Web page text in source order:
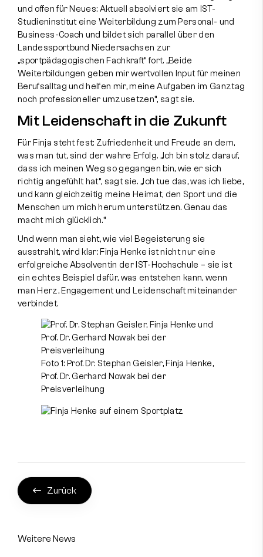
und offen für Neues: Aktuell absolviert sie am IST-
Studieninstitut eine Weiterbildung zum Personal- und
Business-Coach und bildet sich parallel über den
Landessportbund Niedersachsen zur
„sportpädagogischen Fachkraft“ fort. „Beide
Weiterbildungen geben mir wertvollen Input für meinen
Berufsalltag und helfen mir, meine Aufgaben im Ganztag
noch professioneller umzusetzen“, sagt sie.
Mit Leidenschaft in die Zukunft
Für Finja steht fest: Zufriedenheit und Freude an dem,
was man tut, sind der wahre Erfolg. „Ich bin stolz darauf,
dass ich meinen Weg so gegangen bin, wie er sich
richtig angefühlt hat“, sagt sie. „Ich tue das, was ich liebe,
und kann gleichzeitig meine Heimat, den Sport und die
Menschen um mich herum unterstützen. Genau das
macht mich glücklich.“
Und wenn man sieht, wie viel Begeisterung sie
ausstrahlt, wird klar: Finja Henke ist nicht nur eine
erfolgreiche Absolventin der IST-Hochschule – sie ist
ein echtes Beispiel dafür, was entstehen kann, wenn
man Herz, Engagement und Leidenschaft miteinander
verbindet.
Foto 1: Prof. Dr. Stephan Geisler, Finja Henke,
Prof. Dr. Gerhard Nowak bei der
Preisverleihung
Zurück
Weitere News